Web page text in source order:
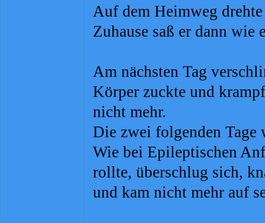
Auf dem Heimweg
Zuhause saß er dann
Am nächsten Tag
Körper zuckte und
nicht mehr.
Die zwei folgenden
Wie bei Epileptischen
rollte, überschlug sich,
und kam nicht mehr auf